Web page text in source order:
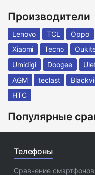
Производители
Lenovo TCL Oppo
Xiaomi
Tecno
Umidigi
Doogee
AGM
teclast
HTC
Популярные
Телефоны
Сравнение смартфонов